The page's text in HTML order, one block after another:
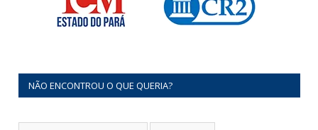
NÃO ENCONTROU O QUE QUERIA?